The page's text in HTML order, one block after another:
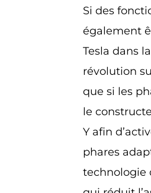
Si des
également
Tesla dans
révolution
que si les
le
Y afin
phares
technologie